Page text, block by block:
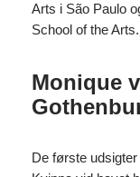
Arts i São Paulo
School of the Arts.
Monique
De første